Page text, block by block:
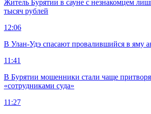
Житель Бурятии в сауне с незнакомцем
тысяч рублей
12:06
В Улан-Удэ спасают провалившийся в яму
11:41
В Бурятии мошенники стали чаще
«сотрудниками суда»
11:27